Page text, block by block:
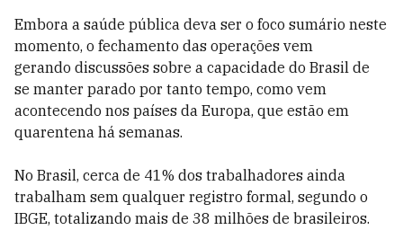
Embora a saúde pública deva ser o foco sumário neste
momento, o fechamento das operações vem
gerando discussões sobre a capacidade do Brasil de
se manter parado por tanto tempo, como vem
acontecendo nos países da Europa, que estão em
quarentena há semanas.
No Brasil, cerca de 41% dos trabalhadores ainda
trabalham sem qualquer registro formal, segundo o
IBGE, totalizando mais de 38 milhões de brasileiros.